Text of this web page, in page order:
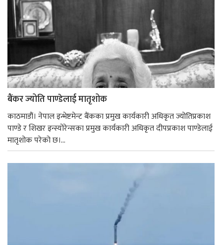
बैंकर ज्योति पाण्डेलाई मातृशोक
काठमाडौं। नेपाल इन्भेष्टमेन्ट बैंकका प्रमुख कार्यकारी अधिकृत ज्योतिप्रकाश
पाण्डे र शिखर इन्स्योरेन्सका प्रमुख कार्यकारी अधिकृत दीपप्रकाश पाण्डेलाई
मातृशोक परेको छ।...